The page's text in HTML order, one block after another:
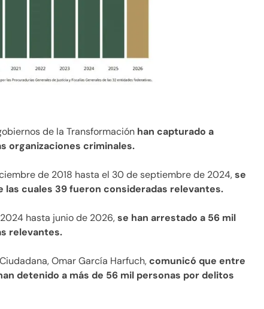
de la Transformación han capturado a
organizaciones criminales.
de 2018 hasta el 30 de septiembre de 2024,se
cuales 39 fueron consideradas relevantes.
hasta junio de 2026,se han arrestado a 56 mil
relevantes.
Omar García Harfuch,comunicó que entre
detenido a más de 56 mil personas por delitos